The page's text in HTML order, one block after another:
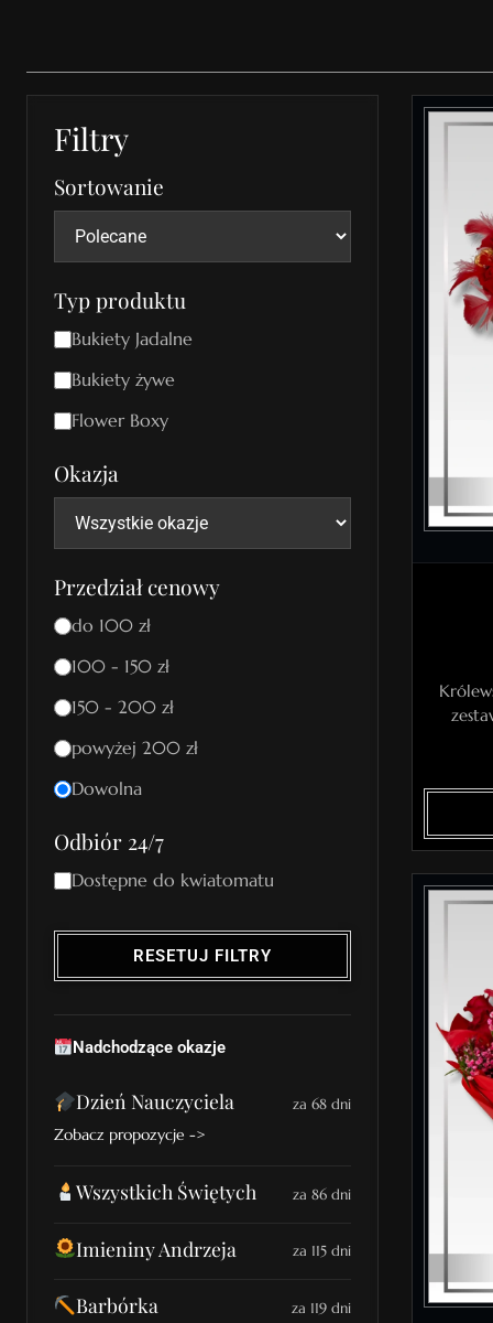
Filtry
Sortowanie
Typ produktu
Bukiety Jadalne
Bukiety żywe
Flower Boxy
Okazja
Przedział cenowy
do 100 zł
100 - 150 zł
150 - 200 zł
powyżej 200 zł
Dowolna
Odbiór 24/7
Dostępne do kwiatomatu
RESETUJ FILTRY
Nadchodzące okazje
Dzień Nauczyciela za 68 dni
Zobacz propozycje ->
Wszystkich Świętych za 86 dni
Imieniny Andrzeja za 115 dni
Barbórka za 119 dni